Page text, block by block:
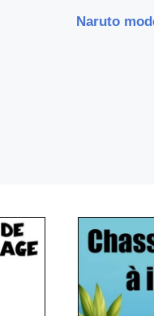
Naruto